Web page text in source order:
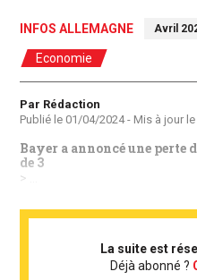
INFOS ALLEMAGNE Avril
Economie
Auteur
Par Rédaction
Publié le 01/04/2024- Mis à jour le
Bayer a annoncé une perte
de 3
> ...
La suite est
Déjà abonné ?